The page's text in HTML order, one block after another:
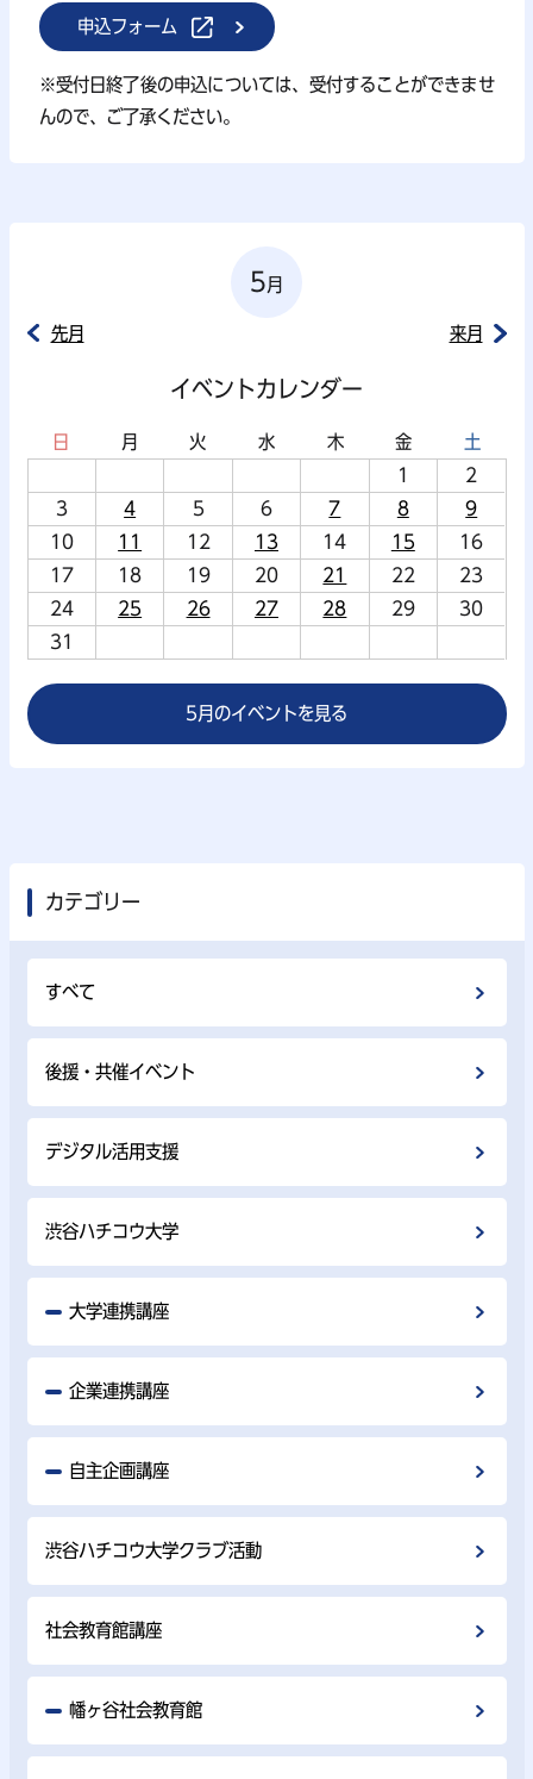
申込フォーム
※受付日終了後の申込については、受付することができませ
んので、ご了承ください。
5月
先月 来月
イベントカレンダー
日 月 火 水 木 金
土
1
2
3
4 5 6 7 8
9
10
11 12 13 14 15
16
17
18 19 20 21 22
23
24
25 26 27 28 29
30
31
5月のイベントを見る
カテゴリー
すべて
後援・共催イベント
デジタル活用支援
渋谷ハチコウ大学
大学連携講座
企業連携講座
自主企画講座
渋谷ハチコウ大学クラブ活動
社会教育館講座
幡ヶ谷社会教育館